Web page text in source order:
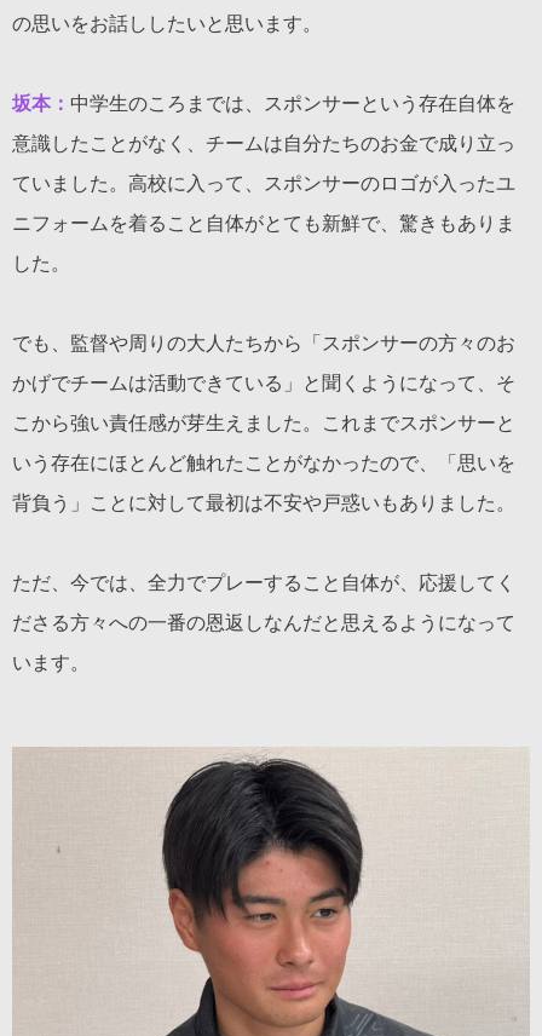
の思いをお話ししたいと思います。
坂本： 中学生のころまでは、スポンサーという存在自体を
意識したことがなく、チームは自分たちのお金で成り立っ
ていました。高校に入って、スポンサーのロゴが入ったユ
ニフォームを着ること自体がとても新鮮で、驚きもありま
した。
でも、監督や周りの大人たちから「スポンサーの方々のお
かげでチームは活動できている」と聞くようになって、そ
こから強い責任感が芽生えました。これまでスポンサーと
いう存在にほとんど触れたことがなかったので、「思いを
背負う」ことに対して最初は不安や戸惑いもありました。
ただ、今では、全力でプレーすること自体が、応援してく
ださる方々への一番の恩返しなんだと思えるようになって
います。